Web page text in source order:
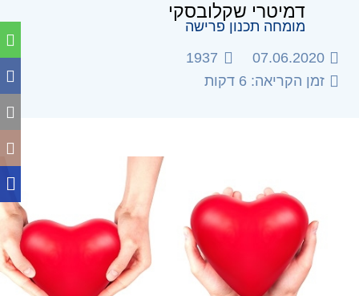
דמיטרי שקלובסקי
מומחה תכנון פרישה
07.06.2020
1937
זמן הקריאה: 6 דקות